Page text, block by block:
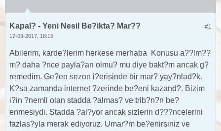
#1
Kapal? - Yeni Nesil Be?ikta? Mar??
17-09-2017, 18:15
Abilerim, karde?lerim herkese merhaba
Konusu a??lm??
m? daha ?nce payla?an olmu? mu diye bakt?m ancak g?
remedim. Ge?en sezon i?erisinde bir mar? yay?nlad?k.
K?sa zamanda internet ?zerinde be?eni kazand?. Bizim
i?in ?nemli olan stadda ?almas? ve trib?n?n be?
enmesiydi. Stadda ?al?yor ancak sizlerin d???ncelerini
fazlas?yla merak ediyoruz. Umar?m be?enirsiniz ve